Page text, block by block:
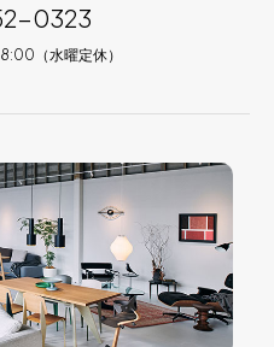
0323
（水曜定休）